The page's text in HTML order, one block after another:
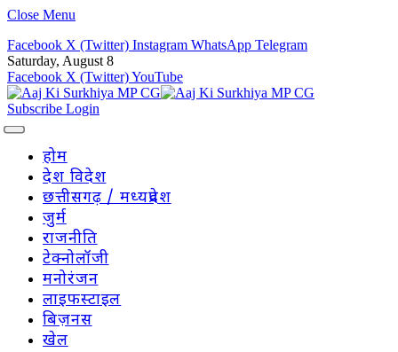
Close Menu
Facebook X (Twitter) Instagram WhatsApp Telegram
Saturday, August 8
Facebook X (Twitter)YouTube
Subscribe Login
होम
देश विदेश
छत्तीसगढ़ / मध्यप्रदेश
जुर्म
राजनीति
टेक्नोलॉजी
मनोरंजन
लाइफस्टाइल
बिज़नस
खेल